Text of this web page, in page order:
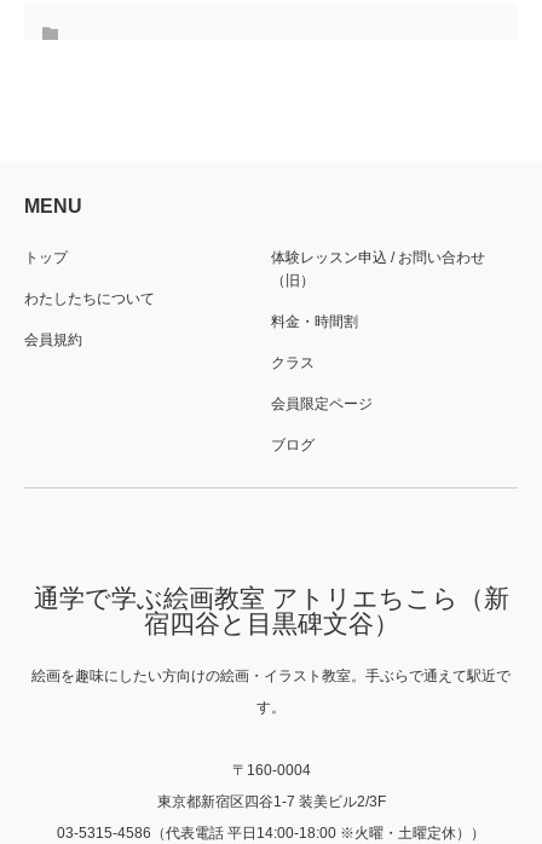
MENU
トップ
わたしたちについて
会員規約
体験レッスン申込 / お問い合わせ
（旧）
料金・時間割
クラス
会員限定ページ
ブログ
通学で学ぶ絵画教室 アトリエちこら（新
宿四谷と目黒碑文谷）
絵画を趣味にしたい方向けの絵画・イラスト教室。手ぶらで通えて駅近で
す。
〒160-0004
東京都新宿区四谷1-7 装美ビル2/3F
03-5315-4586（代表電話 平日14:00-18:00 ※火曜・土曜定休））